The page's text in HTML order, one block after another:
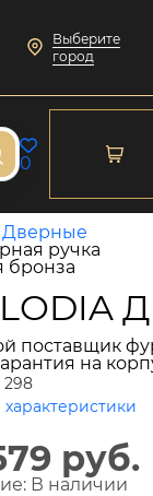
Выберите
город
0
Дверные
ручка
бронза
поставщик
на
298
руб.
В наличии